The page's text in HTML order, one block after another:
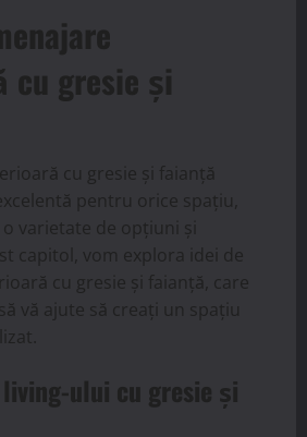
cu gresie și
cu gresie și faianță
pentru orice spațiu,
varietate de opțiuni și
capitol, vom explora idei de
cu gresie și faianță, care
vă ajute să creați un spațiu
living-ului cu gresie și